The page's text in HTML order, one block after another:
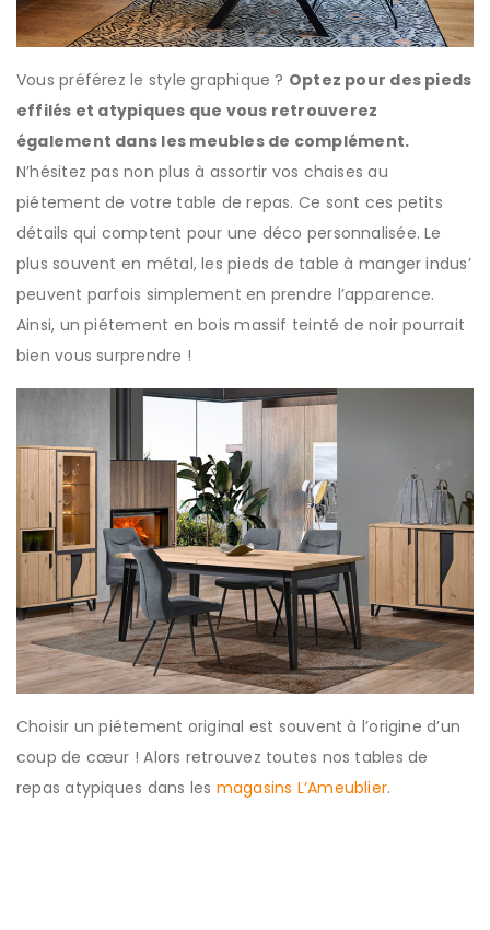
Vous préférez le style graphique ? Optez pour des pieds
effilés et atypiques que vous retrouverez
également dans les meubles de complément.
N’hésitez pas non plus à assortir vos chaises au
piétement de votre table de repas. Ce sont ces petits
détails qui comptent pour une déco personnalisée. Le
plus souvent en métal, les pieds de table à manger indus’
peuvent parfois simplement en prendre l’apparence.
Ainsi, un piétement en bois massif teinté de noir pourrait
bien vous surprendre !
Choisir un piétement original est souvent à l’origine d’un
coup de cœur ! Alors retrouvez toutes nos tables de
repas atypiques dans les magasins L’Ameublier.